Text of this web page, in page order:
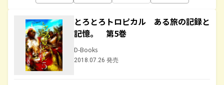
とろとろトロピカル ある旅の記録と
記憶。 第5巻
D-Books
2018.07.26 発売